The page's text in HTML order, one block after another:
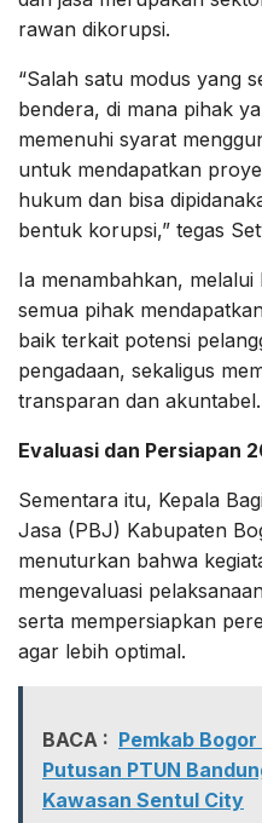
rawan dikorupsi.
“Salah satu modus yang
bendera, di mana pihak
memenuhi syarat
untuk mendapatkan
hukum dan bisa
bentuk korupsi,” tegas
Ia menambahkan,
semua pihak
baik terkait potensi
pengadaan, sekaligus
transparan dan akuntabel.
Evaluasi dan Persiapan
Sementara itu, Kepala
Jasa (PBJ) Kabupaten
menuturkan bahwa
mengevaluasi
serta mempersiapkan
agar lebih optimal.
BACA : Pemkab
Putusan PTUN
Kawasan Sentul City